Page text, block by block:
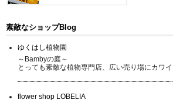
素敵なショップBlog
ゆくはし植物園
～Bambyの庭～
とっても素敵な植物専門店、広い売り場にカワイ
flower shop LOBELIA